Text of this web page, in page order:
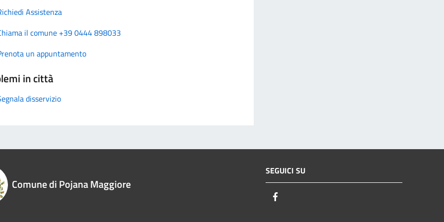
Assistenza
il comune +39 0444 898033
un appuntamento
in città
disservizio
Comune di Pojana Maggiore
SEGUICI SU